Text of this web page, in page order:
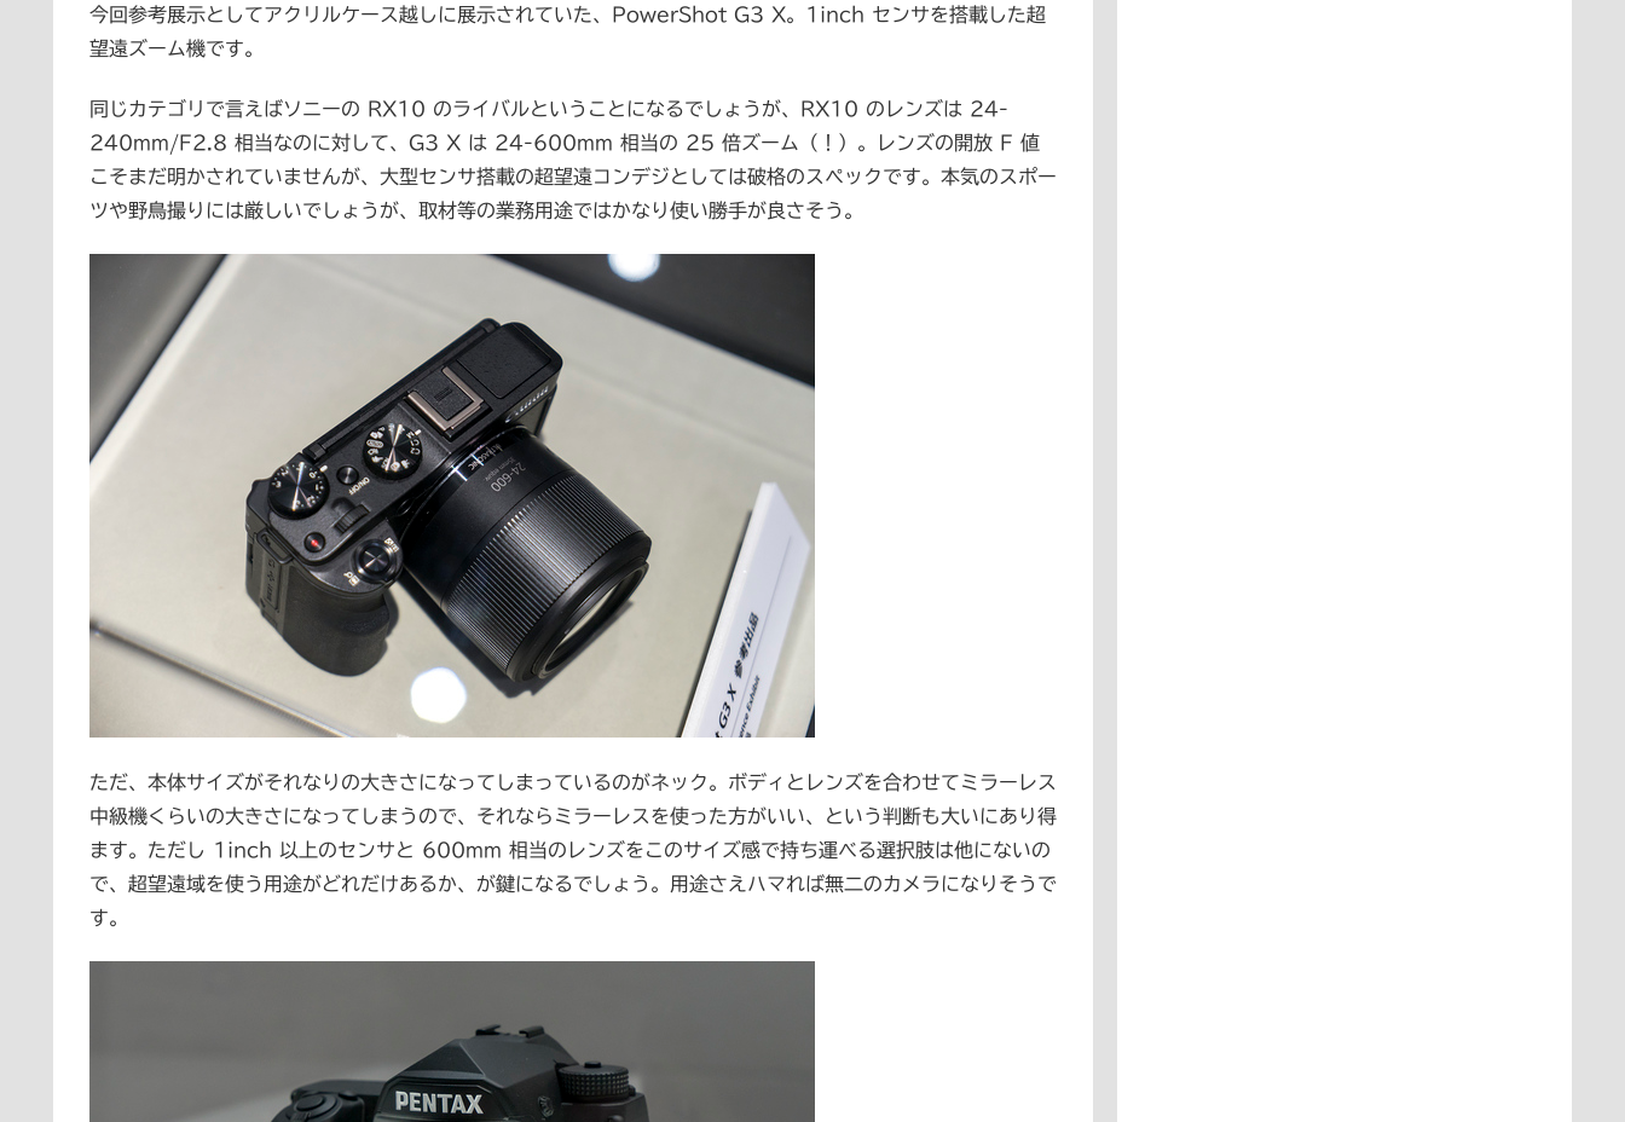
今回参考展示としてアクリルケース越しに展示されていた、PowerShot G3 X。1inch センサを搭載した超
望遠ズーム機です。
同じカテゴリで言えばソニーの RX10 のライバルということになるでしょうが、RX10 のレンズは 24-
240mm/F2.8 相当なのに対して、G3 X は 24-600mm 相当の 25 倍ズーム（！）。レンズの開放 F 値
こそまだ明かされていませんが、大型センサ搭載の超望遠コンデジとしては破格のスペックです。本気のスポー
ツや野鳥撮りには厳しいでしょうが、取材等の業務用途ではかなり使い勝手が良さそう。
ただ、本体サイズがそれなりの大きさになってしまっているのがネック。ボディとレンズを合わせてミラーレス
中級機くらいの大きさになってしまうので、それならミラーレスを使った方がいい、という判断も大いにあり得
ます。ただし 1inch 以上のセンサと 600mm 相当のレンズをこのサイズ感で持ち運べる選択肢は他にないの
で、超望遠域を使う用途がどれだけあるか、が鍵になるでしょう。用途さえハマれば無二のカメラになりそうで
す。